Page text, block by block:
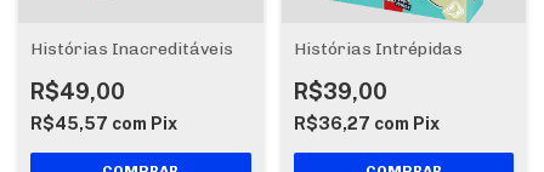
Histórias Inacreditáveis
R$49,00
R$45,57 com Pix
Histórias Intrépidas
R$39,00
R$36,27 com Pix